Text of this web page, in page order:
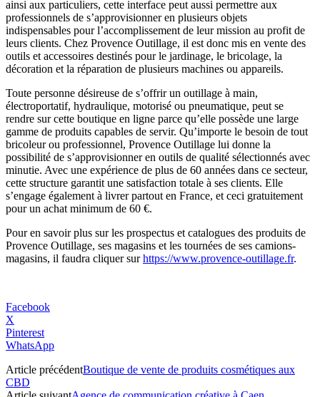
ainsi aux particuliers, cette interface peut aussi permettre aux
professionnels de s’approvisionner en plusieurs objets
indispensables pour l’accomplissement de leur mission au profit de
leurs clients. Chez Provence Outillage, il est donc mis en vente des
outils et accessoires destinés pour le jardinage, le bricolage, la
décoration et la réparation de plusieurs machines ou appareils.
Toute personne désireuse de s’offrir un outillage à main,
électroportatif, hydraulique, motorisé ou pneumatique, peut se
rendre sur cette boutique en ligne parce qu’elle possède une large
gamme de produits capables de servir. Qu’importe le besoin de tout
bricoleur ou professionnel, Provence Outillage lui donne la
possibilité de s’approvisionner en outils de qualité sélectionnés avec
minutie. Avec une expérience de plus de 60 années dans ce secteur,
cette structure garantit une satisfaction totale à ses clients. Elle
s’engage également à livrer partout en France, et ceci gratuitement
pour un achat minimum de 60 €.
Pour en savoir plus sur les prospectus et catalogues des produits de
Provence Outillage, ses magasins et les tournées de ses camions-
magasins, il faudra cliquer surhttps://www.provence-outillage.fr.
Facebook
X
Pinterest
WhatsApp
Article précédentBoutique de vente de produits cosmétiques aux
CBD